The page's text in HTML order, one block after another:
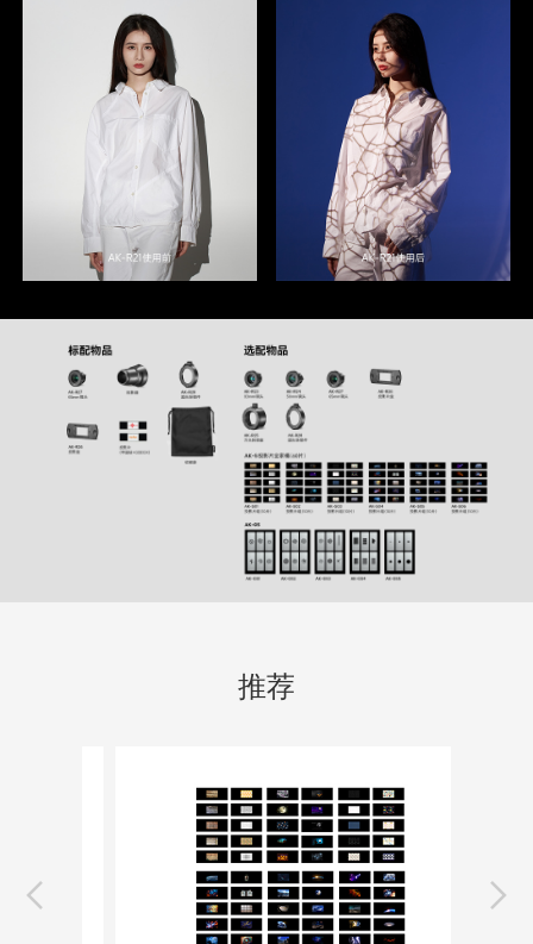
推荐